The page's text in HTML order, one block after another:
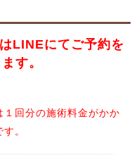
LINEにてご予約を
す。
回分の施術料金がかか
。